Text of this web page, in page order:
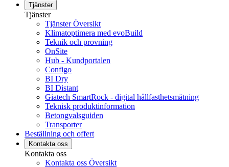
Tjänster
Tjänster
Tjänster Översikt
Klimatoptimera med evoBuild
Teknik och provning
OnSite
Hub - Kundportalen
Configo
BI Dry
BI Distant
Giatech SmartRock - digital hållfasthetsmätning
Teknisk produktinformation
Betongvalsguiden
Transporter
Beställning och offert
Kontakta oss
Kontakta oss
Kontakta oss Översikt